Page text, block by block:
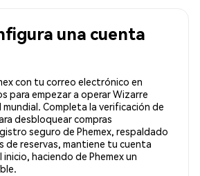
una cuenta
con tu correo electrónico en
para empezar a operar Wizarre
mundial. Completa la verificación de
desbloquear compras
seguro de Phemex, respaldado
de reservas, mantiene tu cuenta
haciendo de Phemex un